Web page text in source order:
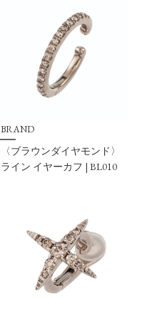
BRAND
〈ブラウンダイヤモンド〉
ライン イヤーカフ | BL010